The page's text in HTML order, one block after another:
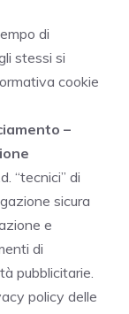
di
stessi si
cookie
–
“tecnici” di
sicura
e
di
pubblicitarie.
policy delle